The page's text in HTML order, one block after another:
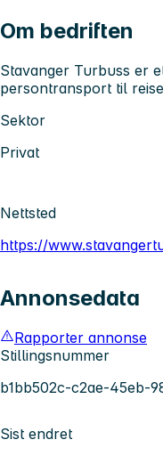
Om bedriften
Stavanger Turbuss er
persontransport til
Sektor
Privat
Nettsted
https://
Annonsedata
Rapporter annonse
Stillingsnummer
b1bb502c-c2ae-45eb-
Sist endret